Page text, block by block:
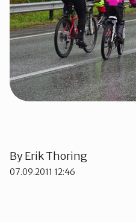
ByErik Thoring
07.09.2011 12:46